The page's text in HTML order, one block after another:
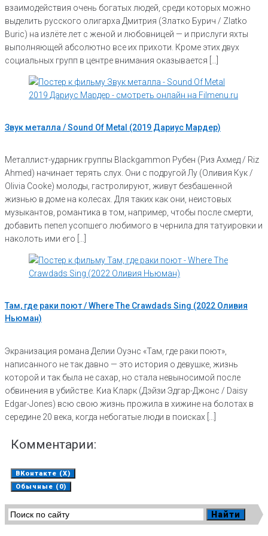
взаимодействия очень богатых людей, среди которых можно
выделить русского олигарха Дмитрия (Златко Бурич / Zlatko
Buric) на излёте лет с женой и любовницей — и прислуги яхты
выполняющей абсолютно все их прихоти. Кроме этих двух
социальных групп в центре внимания оказывается […]
Звук металла / Sound Of Metal (2019 Дариус Мардер)
Металлист-ударник группы Blackgammon Рубен (Риз Ахмед / Riz
Ahmed) начинает терять слух. Они с подругой Лу (Оливия Кук /
Olivia Cooke) молоды, гастролируют, живут безбашенной
жизнью в доме на колесах. Для таких как они, неистовых
музыкантов, романтика в том, например, чтобы после смерти,
добавить пепел усопшего любимого в чернила для татуировки и
наколоть ими его […]
Там, где раки поют / Where The Crawdads Sing (2022 Оливия
Ньюман)
Экранизация романа Делии Оуэнс «Там, где раки поют»,
написанного не так давно — это история о девушке, жизнь
которой и так была не сахар, но стала невыносимой после
обвинения в убийстве. Киа Кларк (Дэйзи Эдгар-Джонс / Daisy
Edgar-Jones) всю свою жизнь прожила в хижине на болотах в
середине 20 века, когда небогатые люди в поисках […]
Комментарии:
ВКонтакте (X)
Обычные (0)
Добавить комментарий